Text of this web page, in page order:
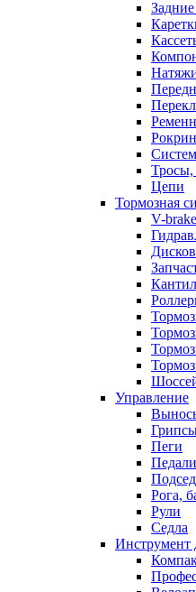
Тросы,
Цепи
Тормозная
V-
Управление
Пеги
Педали
Рога,
Рули
Седла
Инструмент